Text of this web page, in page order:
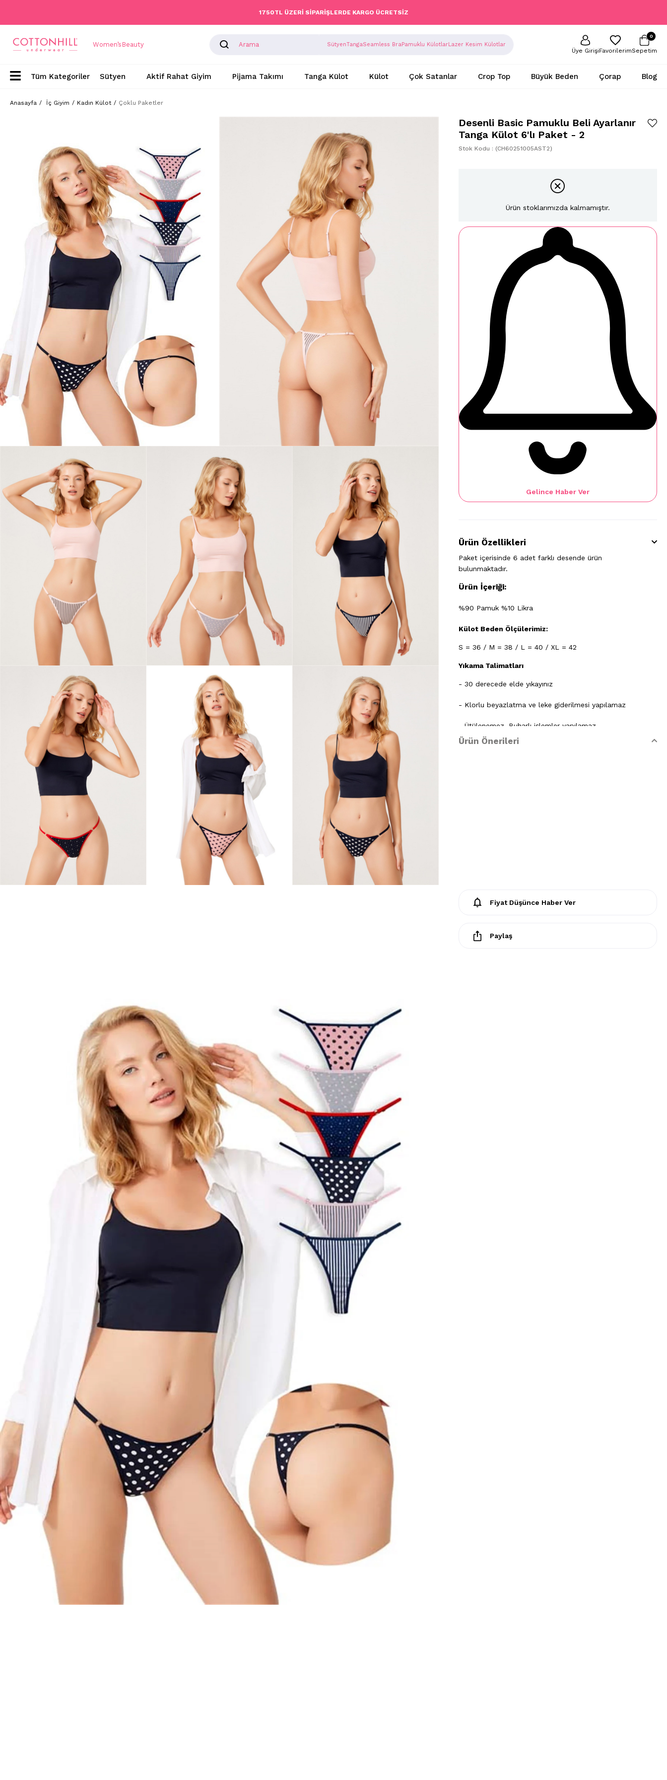
1750TL ÜZERİ SİPARİŞLERDE KARGO ÜCRETSİZ
Women’s Beauty SütyenTangaSeamless BraPamuklu KülotlarLazer Kesim Külotlar
Üye GirişiFavorilerimSepetim
0
Sütyen Aktif Rahat Giyim Pijama Takımı Tanga Külot Külot Çok Satanlar Crop Top Büyük Beden Çorap Blog
Anasayfa İç Giyim Kadın Külot Çoklu Paketler
Desenli Basic Pamuklu Beli Ayarlanır
Tanga Külot 6'lı Paket - 2
Stok Kodu (CH60251005AST2)
Ürün stoklarımızda kalmamıştır.
Gelince Haber Ver
Ürün Özellikleri
Paket içerisinde 6 adet farklı desende ürün
bulunmaktadır.
Ürün İçeriği:
%90 Pamuk %10 Likra
Külot Beden Ölçülerimiz:
S = 36 / M = 38 / L = 40 / XL = 42
Yıkama Talimatları
- 30 derecede elde yıkayınız
- Klorlu beyazlatma ve leke giderilmesi yapılamaz
- Ütülenemez. Buharlı işlemler yapılamaz
- Kuru temizleme işlemine izin verilemez.
Ürün Önerileri
Fiyat Düşünce Haber Ver
Paylaş